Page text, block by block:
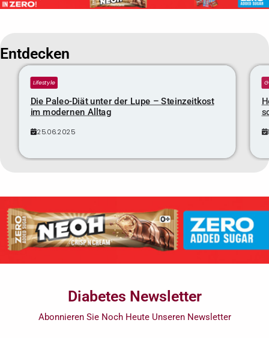
Entdecken
Lifestyle
Die Paleo-Diät unter der Lupe – Steinzeitkost
im modernen Alltag
25.06.2025
Diabetes Newsletter
Abonnieren Sie Noch Heute Unseren Newsletter